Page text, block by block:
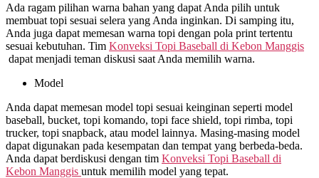
Ada ragam pilihan warna bahan yang dapat Anda pilih untuk
membuat topi sesuai selera yang Anda inginkan. Di samping itu,
Anda juga dapat memesan warna topi dengan pola print tertentu
sesuai kebutuhan. Tim Konveksi Topi Baseball di Kebon Manggis
dapat menjadi teman diskusi saat Anda memilih warna.
Model
Anda dapat memesan model topi sesuai keinginan seperti model
baseball, bucket, topi komando, topi face shield, topi rimba, topi
trucker, topi snapback, atau model lainnya. Masing-masing model
dapat digunakan pada kesempatan dan tempat yang berbeda-beda.
Anda dapat berdiskusi dengan tim Konveksi Topi Baseball di
Kebon Manggis untuk memilih model yang tepat.